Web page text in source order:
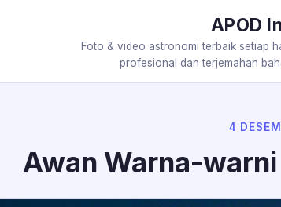
APOD
Foto & video astronomi terbaik setiap
profesional dan terjemahan
4
Awan Warna-